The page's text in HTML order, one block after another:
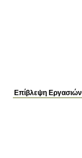
Επίβλεψη Εργασιών